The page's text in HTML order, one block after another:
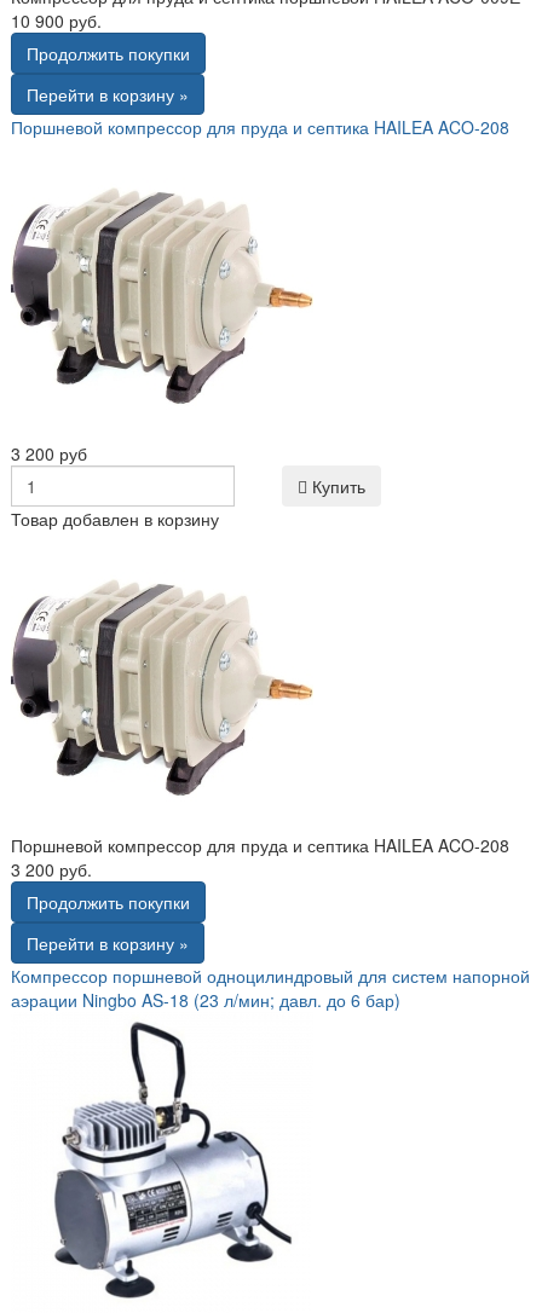
10 900 руб.
Продолжить покупки
Перейти в корзину »
Поршневой компрессор для пруда и септика HAILEA ACO-208
3 200 руб
Купить
Товар добавлен в корзину
Поршневой компрессор для пруда и септика HAILEA ACO-208
3 200 руб.
Продолжить покупки
Перейти в корзину »
Компрессор поршневой одноцилиндровый для систем напорной
аэрации Ningbo AS-18 (23 л/мин; давл. до 6 бар)